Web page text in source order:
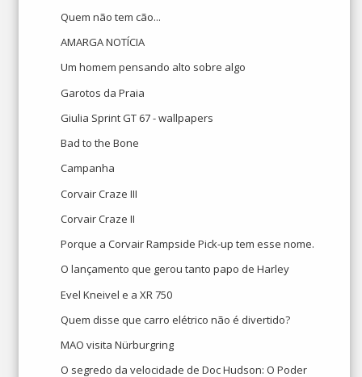
Quem não tem cão...
AMARGA NOTÍCIA
Um homem pensando alto sobre algo
Garotos da Praia
Giulia Sprint GT 67 - wallpapers
Bad to the Bone
Campanha
Corvair Craze III
Corvair Craze II
Porque a Corvair Rampside Pick-up tem esse nome.
O lançamento que gerou tanto papo de Harley
Evel Kneivel e a XR 750
Quem disse que carro elétrico não é divertido?
MAO visita Nürburgring
O segredo da velocidade de Doc Hudson: O Poder